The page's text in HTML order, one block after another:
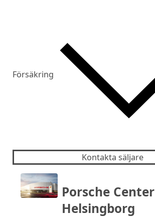
Försäkring
Kontakta säljare
Porsche Center
Helsingborg